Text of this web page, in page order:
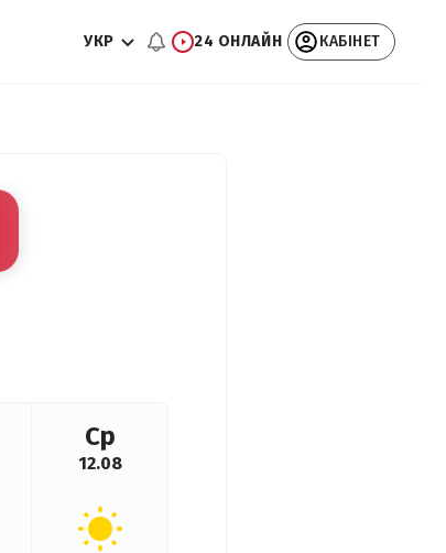
УКР 24 ОНЛАЙН КАБІНЕТ
Ср
12.08